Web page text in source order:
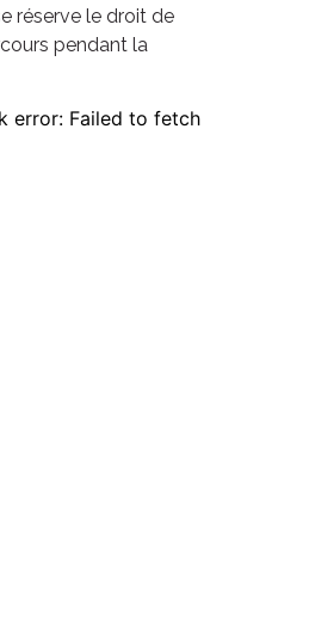
réserve le droit de
pendant la